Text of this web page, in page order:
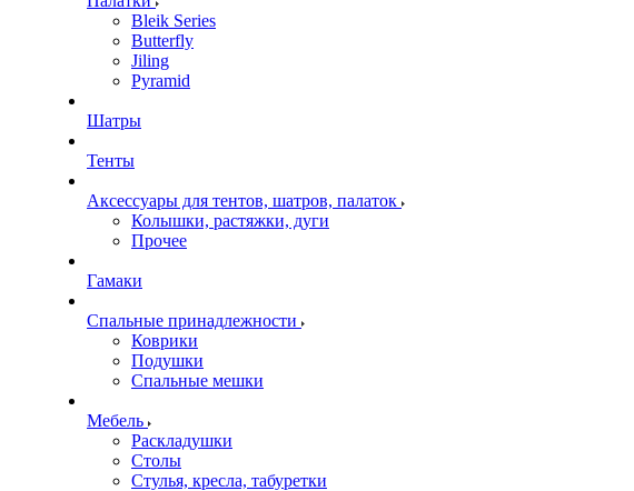
Bleik Series
Butterfly
Jiling
Pyramid
Шатры
Тенты
Аксессуары для тентов, шатров, палаток
Колышки, растяжки, дуги
Прочее
Гамаки
Спальные принадлежности
Коврики
Подушки
Спальные мешки
Мебель
Раскладушки
Столы
Стулья, кресла, табуретки